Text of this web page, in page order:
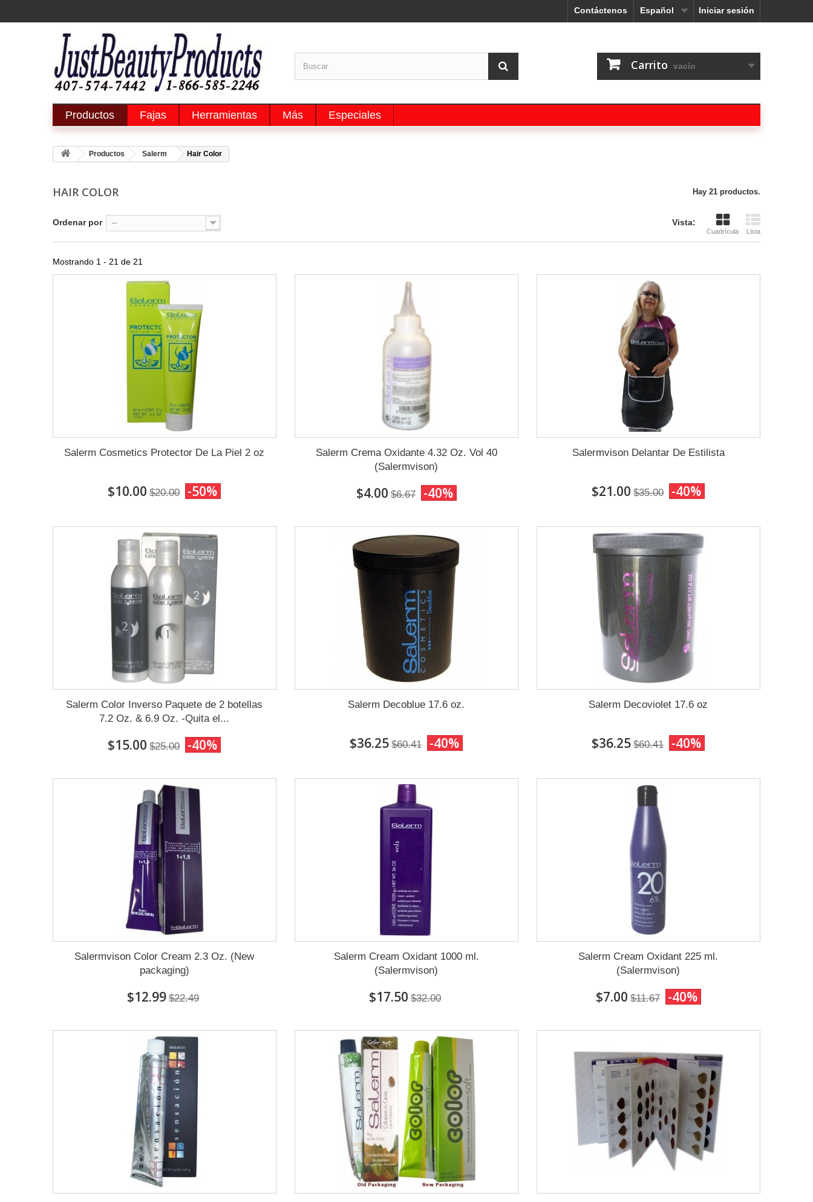
Iniciar sesión
Español
Contáctenos
Carrito vacío
Productos Fajas Herramientas Más Especiales
Productos Salerm Hair Color
HAIR COLOR Hay 21 productos.
Vista:
Cuadrícula Lista
Ordenar por --
Mostrando 1 - 21 de 21
Salerm Cosmetics Protector De La Piel 2 oz
$10.00 $20.00 -50%
Salerm Crema Oxidante 4.32 Oz. Vol 40
(Salermvison)
$4.00 $6.67 -40%
Salermvison Delantar De Estilista
$21.00 $35.00 -40%
Salerm Color Inverso Paquete de 2 botellas
7.2 Oz. & 6.9 Oz. -Quita el...
$15.00 $25.00 -40%
Salerm Decoblue 17.6 oz.
$36.25 $60.41 -40%
Salerm Decoviolet 17.6 oz
$36.25 $60.41 -40%
Salermvison Color Cream 2.3 Oz. (New
packaging)
$12.99 $22.49
Salerm Cream Oxidant 1000 ml.
(Salermvison)
$17.50 $32.00
Salerm Cream Oxidant 225 ml.
(Salermvison)
$7.00 $11.67 -40%